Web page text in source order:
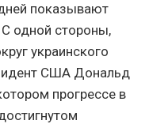
показывают
одной стороны,
украинского
США Дональд
прогрессе в